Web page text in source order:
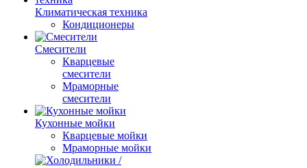
Климатическая техника
Кондиционеры
Смесители
Кварцевые
смесители
Мраморные
смесители
Кухонные мойки
Кварцевые мойки
Мраморные мойки